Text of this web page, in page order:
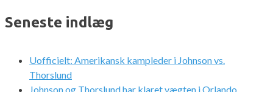
Seneste indlæg
Uofficielt: Amerikansk kampleder i Johnson vs.
Thorslund
Johnson og Thorslund har klaret vægten i Orlando